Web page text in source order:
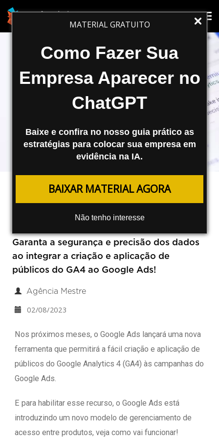
MATERIAL GRATUITO
Como Fazer Sua
Empresa Aparecer no
ChatGPT
Baixe e confira no nosso guia prático as
estratégias para colocar sua empresa em
evidência na IA.
BAIXAR MATERIAL AGORA
Não tenho interesse
Ferramenta Permitirá a Aplicação
de Públicos do GA4 ao Google Ads
Garanta a segurança e precisão dos dados
ao integrar a criação e aplicação de
públicos do GA4 ao Google Ads!
Agência Mestre
02/08/2023
Nos próximos meses, o Google Ads lançará uma nova
ferramenta que permitirá a fácil criação e aplicação de
públicos do Google Analytics 4 (GA4) às campanhas do
Google Ads.
E para habilitar esse recurso, o Google Ads está
introduzindo um novo modelo de gerenciamento de
acesso entre produtos, veja como vai funcionar!